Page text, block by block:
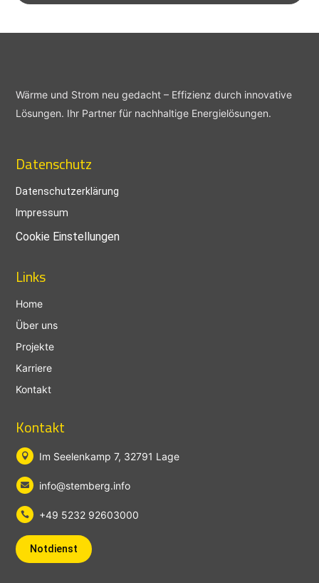
Wärme und Strom neu gedacht – Effizienz durch innovative
Lösungen. Ihr Partner für nachhaltige Energielösungen.
Datenschutz
Datenschutzerklärung
Impressum
Cookie Einstellungen
Links
Home
Über uns
Projekte
Karriere
Kontakt
Kontakt
 Im Seelenkamp 7, 32791 Lage
 info@stemberg.info
 +49 5232 92603000
Notdienst